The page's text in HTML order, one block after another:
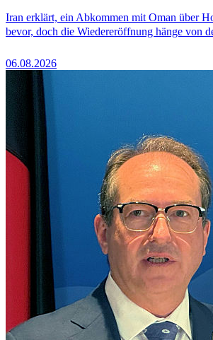
Iran erklärt, ein Abkommen mit Oman über
bevor, doch die Wiedereröffnung hänge von
06.08.2026